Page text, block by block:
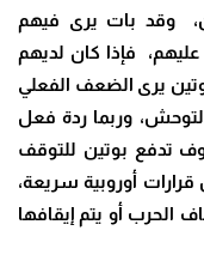
وقد بات يرى فيهم
فإذا كان لديهم
يرى الضعف الفعلي
وربما ردة فعل
تدفع بوتين للتوقف
أوروبية سريعة،
الحرب أو يتم إيقافها